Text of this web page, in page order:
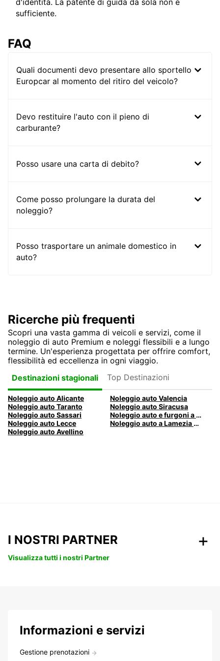
d'identità. La patente di guida da sola non è
sufficiente.
FAQ
Quali documenti devo presentare allo sportello
Europcar al momento del ritiro del veicolo?
Devo restituire l'auto con il pieno di
carburante?
Posso usare una carta di debito?
Come posso prolungare la durata del
noleggio?
Posso trasportare un animale domestico in
auto?
Ricerche più frequenti
Scopri una vasta gamma di veicoli e servizi, come il
noleggio di auto Premium e noleggi flessibili e a lungo
termine. Un'esperienza progettata per offrire comfort,
flessibilità ed eccellenza in ogni viaggio.
Destinazioni stagionali
Top Destinazioni
Noleggio auto Alicante
Noleggio auto Valencia
Noleggio auto Taranto
Noleggio auto Siracusa
Noleggio auto Sassari
Noleggio auto e furgoni a Pescara
Noleggio auto Lecce
Noleggio auto a Lamezia Terme, Italia
Noleggio auto Avellino
I NOSTRI PARTNER
Visualizza tutti i nostri Partner
Informazioni e servizi
Gestione prenotazioni